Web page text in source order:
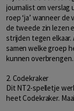
journalist om verslag
roep ‘ja’ wanneer
de tweede zin lezen
strijden tegen elkaar.
samen welke groep
kunnen overbrengen.
2. Codekraker
Dit NT2-spelletje
heet Codekraker.